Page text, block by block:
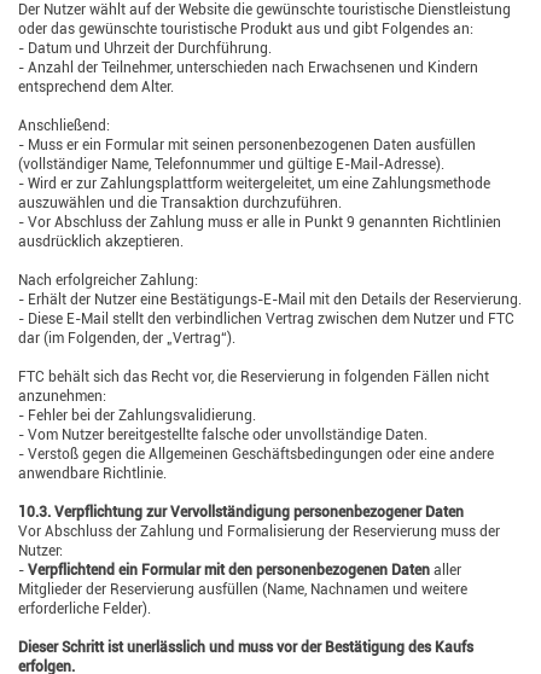
Der Nutzer wählt auf der Website die gewünschte touristische Dienstleistung
oder das gewünschte touristische Produkt aus und gibt Folgendes an:
- Datum und Uhrzeit der Durchführung.
- Anzahl der Teilnehmer, unterschieden nach Erwachsenen und Kindern
entsprechend dem Alter.
Anschließend:
- Muss er ein Formular mit seinen personenbezogenen Daten ausfüllen
(vollständiger Name, Telefonnummer und gültige E-Mail-Adresse).
- Wird er zur Zahlungsplattform weitergeleitet, um eine Zahlungsmethode
auszuwählen und die Transaktion durchzuführen.
- Vor Abschluss der Zahlung muss er alle in Punkt 9 genannten Richtlinien
ausdrücklich akzeptieren.
Nach erfolgreicher Zahlung:
- Erhält der Nutzer eine Bestätigungs-E-Mail mit den Details der Reservierung.
- Diese E-Mail stellt den verbindlichen Vertrag zwischen dem Nutzer und FTC
dar (im Folgenden, der „Vertrag“).
FTC behält sich das Recht vor, die Reservierung in folgenden Fällen nicht
anzunehmen:
- Fehler bei der Zahlungsvalidierung.
- Vom Nutzer bereitgestellte falsche oder unvollständige Daten.
- Verstoß gegen die Allgemeinen Geschäftsbedingungen oder eine andere
anwendbare Richtlinie.
10.3. Verpflichtung zur Vervollständigung personenbezogener Daten
Vor Abschluss der Zahlung und Formalisierung der Reservierung muss der
Nutzer:
- Verpflichtend ein Formular mit den personenbezogenen Daten aller
Mitglieder der Reservierung ausfüllen (Name, Nachnamen und weitere
erforderliche Felder).
Dieser Schritt ist unerlässlich und muss vor der Bestätigung des Kaufs
erfolgen.